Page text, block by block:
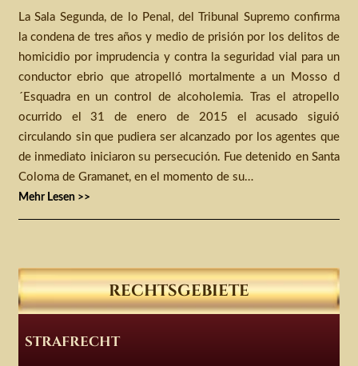
La Sala Segunda, de lo Penal, del Tribunal Supremo confirma
la condena de tres años y medio de prisión por los delitos de
homicidio por imprudencia y contra la seguridad vial para un
conductor ebrio que atropelló mortalmente a un Mosso d
´Esquadra en un control de alcoholemia. Tras el atropello
ocurrido el 31 de enero de 2015 el acusado siguió
circulando sin que pudiera ser alcanzado por los agentes que
de inmediato iniciaron su persecución. Fue detenido en Santa
Coloma de Gramanet, en el momento de su…
Mehr Lesen >>
RECHTSGEBIETE
STRAFRECHT